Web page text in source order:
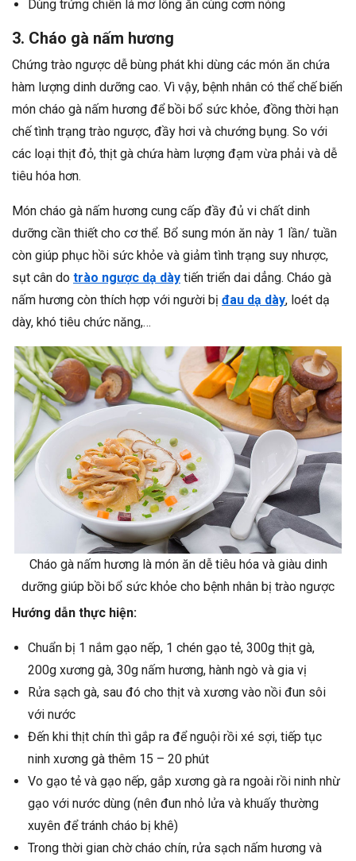
Dùng trứng chiên lá mơ lông ăn cùng cơm nóng
3. Cháo gà nấm hương
Chứng trào ngược dễ bùng phát khi dùng các món ăn chứa
hàm lượng dinh dưỡng cao. Vì vậy, bệnh nhân có thể chế biến
món cháo gà nấm hương để bồi bổ sức khỏe, đồng thời hạn
chế tình trạng trào ngược, đầy hơi và chướng bụng. So với
các loại thịt đỏ, thịt gà chứa hàm lượng đạm vừa phải và dễ
tiêu hóa hơn.
Món cháo gà nấm hương cung cấp đầy đủ vi chất dinh
dưỡng cần thiết cho cơ thể. Bổ sung món ăn này 1 lần/ tuần
còn giúp phục hồi sức khỏe và giảm tình trạng suy nhược,
sụt cân do trào ngược dạ dày tiến triển dai dẳng. Cháo gà
nấm hương còn thích hợp với người bị đau dạ dày, loét dạ
dày, khó tiêu chức năng,…
Cháo gà nấm hương là món ăn dễ tiêu hóa và giàu dinh
dưỡng giúp bồi bổ sức khỏe cho bệnh nhân bị trào ngược
Hướng dẫn thực hiện:
Chuẩn bị 1 nắm gạo nếp, 1 chén gạo tẻ, 300g thịt gà,
200g xương gà, 30g nấm hương, hành ngò và gia vị
Rửa sạch gà, sau đó cho thịt và xương vào nồi đun sôi
với nước
Đến khi thịt chín thì gắp ra để nguội rồi xé sợi, tiếp tục
ninh xương gà thêm 15 – 20 phút
Vo gạo tẻ và gạo nếp, gắp xương gà ra ngoài rồi ninh nhừ
gạo với nước dùng (nên đun nhỏ lửa và khuấy thường
xuyên để tránh cháo bị khê)
Trong thời gian chờ cháo chín, rửa sạch nấm hương và